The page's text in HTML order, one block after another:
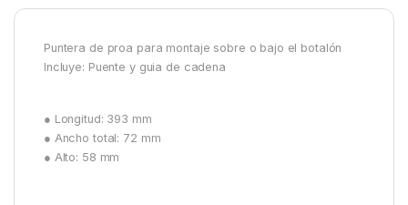
Puntera de proa para montaje sobre o bajo el botalón
Incluye: Puente y guia de cadena
● Longitud: 393 mm
● Ancho total: 72 mm
● Alto: 58 mm